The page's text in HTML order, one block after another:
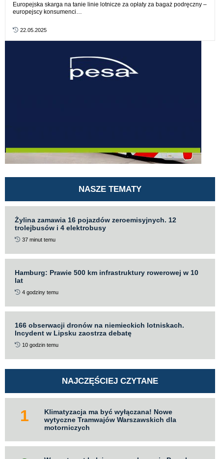
Europejska skarga na tanie linie lotnicze za opłaty za bagaż podręczny –
europejscy konsumenci…
22.05.2025
NASZE TEMATY
Żylina zamawia 16 pojazdów zeroemisyjnych. 12
trolejbusów i 4 elektrobusy
37 minut temu
Hamburg: Prawie 500 km infrastruktury rowerowej w 10
lat
4 godziny temu
166 obserwacji dronów na niemieckich lotniskach.
Incydent w Lipsku zaostrza debatę
10 godzin temu
NAJCZĘŚCIEJ CZYTANE
Klimatyzacja ma być wyłączana! Nowe
wytyczne Tramwajów Warszawskich dla
motorniczych